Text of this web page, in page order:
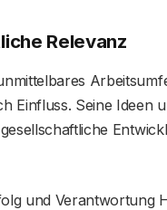
Relevanz
Einfluss. Seine Ideen
und Verantwortung